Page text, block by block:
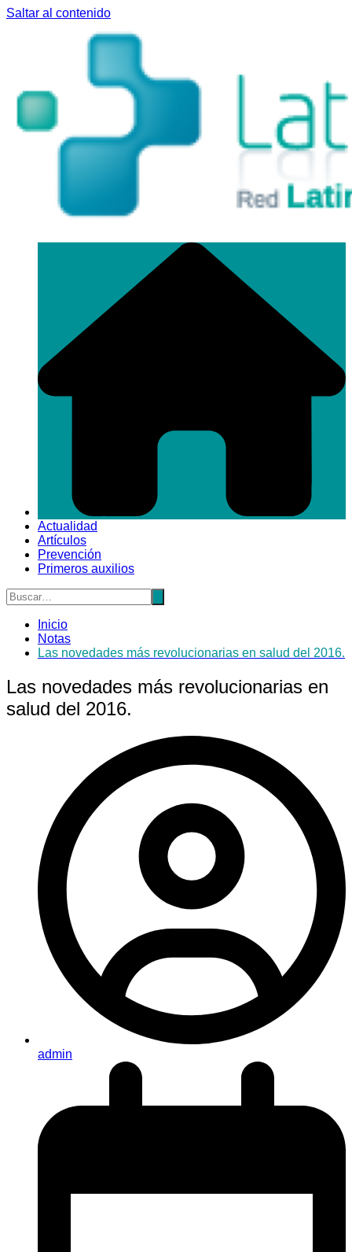
Saltar al contenido
Actualidad
Artículos
Prevención
Primeros auxilios
Inicio
Notas
Las novedades más revolucionarias en salud del 2016.
Las novedades más revolucionarias en
salud del 2016.
admin